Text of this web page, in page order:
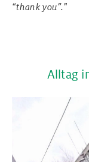
“thank you”."
Alltag